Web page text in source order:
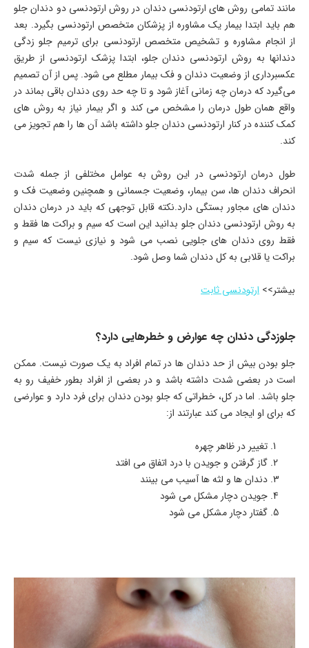
مانند تمامی روش های ارتودنسی دندان در روش ارتودنسی دو دندان جلو
هم باید ابتدا بیمار یک مشاوره از پزشکان متخصص ارتودنسی بگیرد. بعد
از انجام مشاوره و تشخیص متخصص ارتودنسی برای ترمیم جلو زدگی
دندانها به روش ارتودنسی دندان جلو، ابتدا پزشک ارتودنسی از طریق
عکسبرداری از وضعیت دندان و فک بیمار مطلع می شود. پس از آن تصمیم
می‌گیرد که درمان چه زمانی آغاز شود و تا چه حد روی دندان باقی بماند در
واقع همان طول درمان را مشخص می کند و اگر بیمار نیاز به روش های
کمک کننده در کنار ارتودنسی دندان جلو داشته باشد آن ها را هم تجویز می
کند.
طول درمان ارتودنسی در این روش به عوامل مختلفی از جمله شدت
انحراف دندان ها، سن بیمار، وضعیت جسمانی و همچنین وضعیت فک و
دندان های مجاور بستگی دارد.نکته قابل توجهی که باید در درمان دندان
به روش ارتودنسی دندان جلو بدانید این است که سیم و براکت ها فقط و
فقط روی دندان های جلویی نصب می شود و نیازی نیست که سیم و
براکت یا قلابی به کل دندان شما وصل شود.
بیشتر>> ارتودنسی ثابت
جلوزدگی دندان چه عوارض و خطرهایی دارد؟
جلو بودن بیش از حد دندان ها در تمام افراد به یک صورت نیست. ممکن
است در بعضی شدت داشته باشد و در بعضی از افراد بطور خفیف رو به
جلو باشد. اما در کل، خطراتی که جلو بودن دندان برای فرد دارد و عوارضی
که برای او ایجاد می کند عبارتند از:
تغییر در ظاهر چهره
گاز گرفتن و جویدن با درد اتفاق می افتد
دندان ها و لثه ها آسیب می بینند
جویدن دچار مشکل می شود
گفتار دچار مشکل می شود